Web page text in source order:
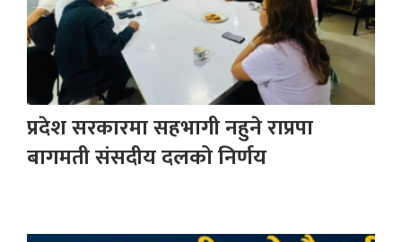
प्रदेश सरकारमा सहभागी नहुने राप्रपा
बागमती संसदीय दलको निर्णय